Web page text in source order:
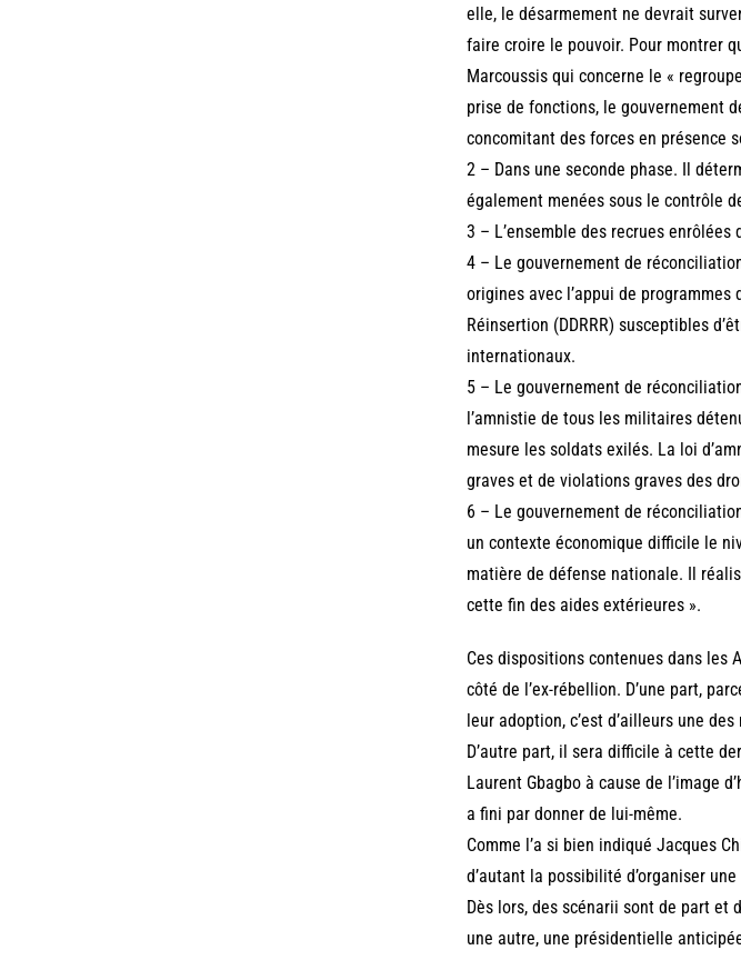
elle, le désarmement ne devrait
faire croire le pouvoir. Pour montrer
Marcoussis qui concerne le «
prise de fonctions, le gouvernement
concomitant des forces en présence
2 – Dans une seconde phase. Il
également menées sous le contrôle
3 – L’ensemble des recrues
4 – Le gouvernement de
origines avec l’appui de
Réinsertion (DDRRR) susceptibles
internationaux.
5 – Le gouvernement de
l’amnistie de tous les militaires
mesure les soldats exilés. La loi
graves et de violations graves des
6 – Le gouvernement de
un contexte économique difficile le
matière de défense nationale. Il
cette fin des aides extérieures ».
Ces dispositions contenues dans les
côté de l’ex-rébellion. D’une part,
leur adoption, c’est d’ailleurs une
D’autre part, il sera difficile à cette
Laurent Gbagbo à cause de l’image
a fini par donner de lui-même.
Comme l’a si bien indiqué Jacques
d’autant la possibilité d’organiser
Dès lors, des scénarii sont de part et
une autre, une présidentielle